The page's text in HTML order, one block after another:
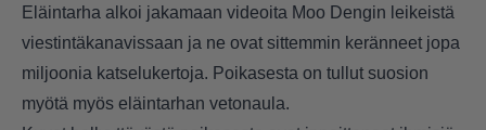
Eläintarha alkoi jakamaan videoita Moo Dengin leikeistä
viestintäkanavissaan ja ne ovat sittemmin keränneet jopa
miljoonia katselukertoja. Poikasesta on tullut suosion
myötä myös eläintarhan vetonaula.